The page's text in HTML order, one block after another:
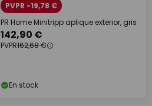
PVPR -19,78 €
PR Home Minitripp aplique exterior, gris
142,90 €
PVPR162,68 €
En stock